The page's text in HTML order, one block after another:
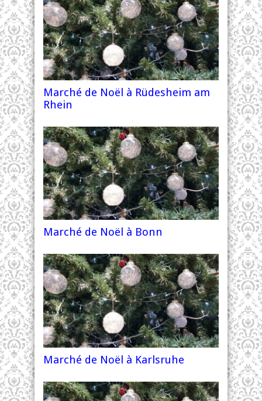
Marché de Noël à Rüdesheim am
Rhein
Marché de Noël à Bonn
Marché de Noël à Karlsruhe